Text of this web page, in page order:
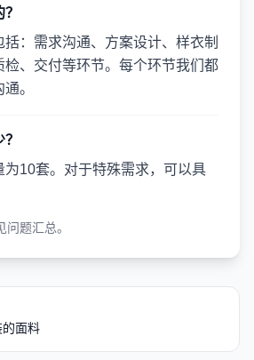
：需求沟通、方案设计、样衣制
检、交付等环节。每个环节我们都
。
为10套。对于特殊需求，可以具
问题汇总。
面料